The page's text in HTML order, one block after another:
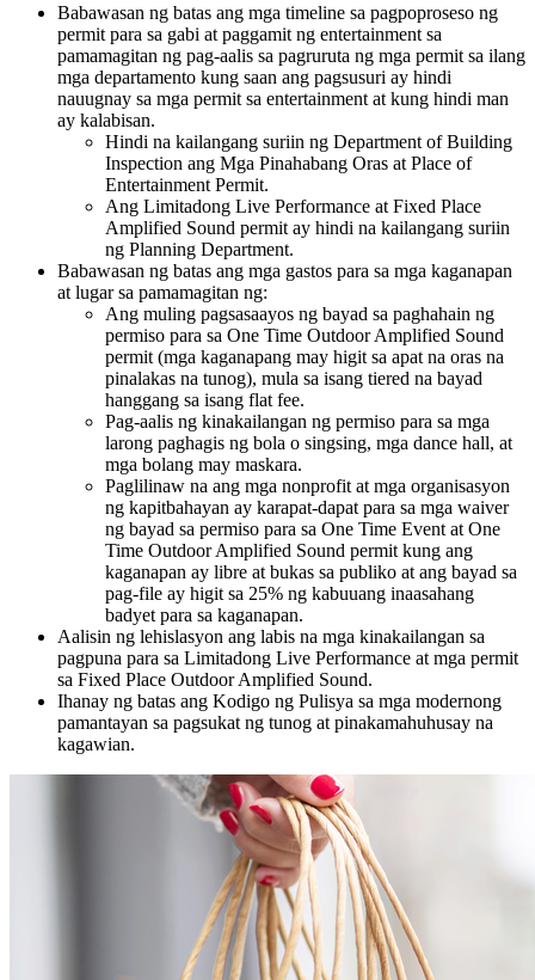
Babawasan ng batas ang mga timeline sa pagpoproseso ng
permit para sa gabi at paggamit ng entertainment sa
pamamagitan ng pag-aalis sa pagruruta ng mga permit sa ilang
mga departamento kung saan ang pagsusuri ay hindi
nauugnay sa mga permit sa entertainment at kung hindi man
ay kalabisan.
Hindi na kailangang suriin ng Department of Building
Inspection ang Mga Pinahabang Oras at Place of
Entertainment Permit.
Ang Limitadong Live Performance at Fixed Place
Amplified Sound permit ay hindi na kailangang suriin
ng Planning Department.
Babawasan ng batas ang mga gastos para sa mga kaganapan
at lugar sa pamamagitan ng:
Ang muling pagsasaayos ng bayad sa paghahain ng
permiso para sa One Time Outdoor Amplified Sound
permit (mga kaganapang may higit sa apat na oras na
pinalakas na tunog), mula sa isang tiered na bayad
hanggang sa isang flat fee.
Pag-aalis ng kinakailangan ng permiso para sa mga
larong paghagis ng bola o singsing, mga dance hall, at
mga bolang may maskara.
Paglilinaw na ang mga nonprofit at mga organisasyon
ng kapitbahayan ay karapat-dapat para sa mga waiver
ng bayad sa permiso para sa One Time Event at One
Time Outdoor Amplified Sound permit kung ang
kaganapan ay libre at bukas sa publiko at ang bayad sa
pag-file ay higit sa 25% ng kabuuang inaasahang
badyet para sa kaganapan.
Aalisin ng lehislasyon ang labis na mga kinakailangan sa
pagpuna para sa Limitadong Live Performance at mga permit
sa Fixed Place Outdoor Amplified Sound.
Ihanay ng batas ang Kodigo ng Pulisya sa mga modernong
pamantayan sa pagsukat ng tunog at pinakamahuhusay na
kagawian.